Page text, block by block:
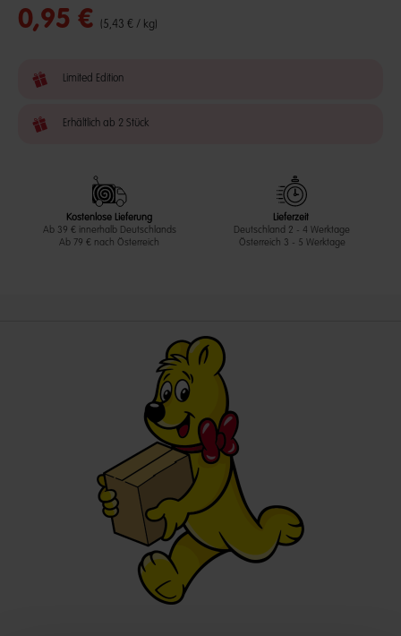
0,95 € (5,43 € / kg)
Limited Edition
Erhältlich ab 2 Stück
Kostenlose Lieferung
Ab 39 € innerhalb Deutschlands
Ab 79 € nach Österreich
Lieferzeit
Deutschland 2 - 4 Werktage
Österreich 3 - 5 Werktage